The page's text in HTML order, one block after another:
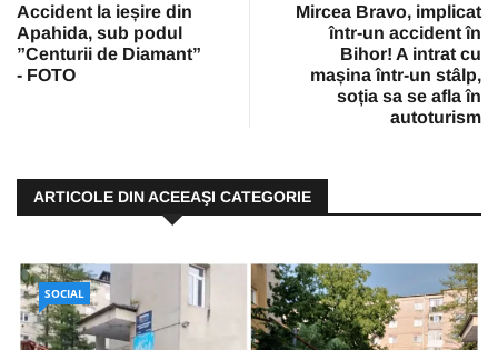
Accident la ieșire din
Apahida, sub podul
”Centurii de Diamant”
- FOTO
Mircea Bravo, implicat
într-un accident în
Bihor! A intrat cu
mașina într-un stâlp,
soția sa se afla în
autoturism
ARTICOLE DIN ACEEAŞI CATEGORIE
SOCIAL